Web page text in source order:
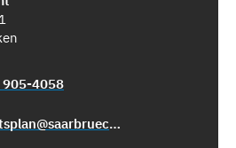
905-4058
mobilitaetsplan@saarbruecken.de